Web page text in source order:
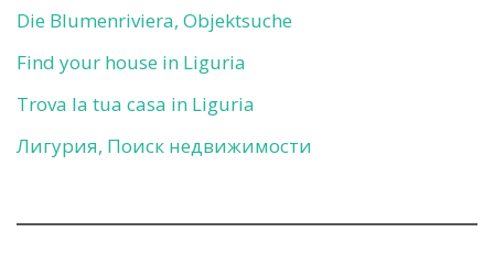
Die Blumenriviera, Objektsuche
Find your house in Liguria
Trova la tua casa in Liguria
Лигурия, Поиск недвижимости